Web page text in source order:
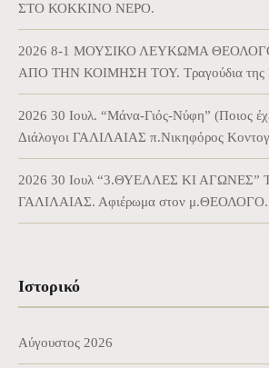
ΣΤΟ ΚΟΚΚΙΝΟ ΝΕΡΟ.
2026 8-1 ΜΟΥΣΙΚΟ ΛΕΥΚΩΜΑ
ΑΠΟ ΤΗΝ ΚΟΙΜΗΣΗ ΤΟΥ. Τραγούδια της
2026 30 Ιουλ. “Μάνα-Γιός-Νύφη” (Ποιος
Διάλογοι ΓΑΛΙΛΑΙΑΣ π.Νικηφόρος
2026 30 Ιουλ “3.ΘΥΕΛΛΕΣ ΚΙ ΑΓΩΝΕΣ”
ΓΑΛΙΛΑΙΑΣ. Αφιέρωμα στον μ.ΘΕΟΛΟΓΟ.
Ιστορικό
Αύγουστος 2026